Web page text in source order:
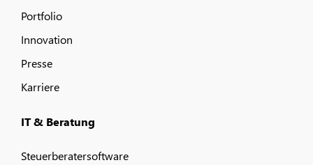
Portfolio
Innovation
Presse
Karriere
IT & Beratung
Steuerberatersoftware